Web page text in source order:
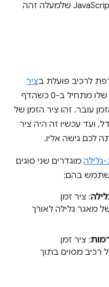
התוצאה החזותית של קטע ה-JavaScript שלמעלה זהה
לרכיב פועלת בציר
. הזמן המקורי שלו מתחיל ב-0 כשהדף
עובר. זהו ציר הזמן של
ועד עכשיו זה היה ציר
לכם גישה אליו.
מוגדרים שני סוגים
בהם:
: ציר זמן
מאגר גלילה לאורך
: ציר זמן
רכיב מסוים בתוך